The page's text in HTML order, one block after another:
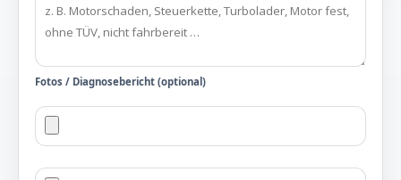
Fotos / Diagnosebericht (optional)